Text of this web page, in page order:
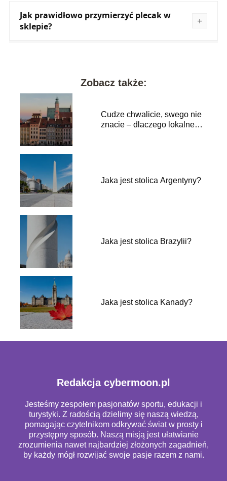
Jak prawidłowo przymierzyć plecak w
sklepie?
Zobacz także:
Cudze chwalicie, swego nie
znacie – dlaczego lokalne
Jaka jest stolica Argentyny?
Jaka jest stolica Brazylii?
Jaka jest stolica Kanady?
Redakcja cybermoon.pl
Jesteśmy zespołem pasjonatów sportu, edukacji i
turystyki. Z radością dzielimy się naszą wiedzą,
pomagając czytelnikom odkrywać świat w prosty i
przystępny sposób. Naszą misją jest ułatwianie
zrozumienia nawet najbardziej złożonych zagadnień,
by każdy mógł rozwijać swoje pasje razem z nami.